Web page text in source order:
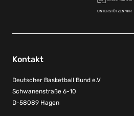
UNTERSTÜTZEN WIR
Kontakt
Deutscher Basketball Bund e.V
Schwanenstraße 6-10
D-58089 Hagen